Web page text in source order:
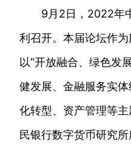
9月2日，2022年中
利召开。本届论坛作
以“开放融合、绿色发
健发展、金融服务实
化转型、资产管理等
民银行数字货币研究